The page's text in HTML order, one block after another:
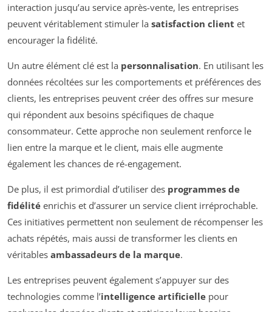
interaction jusqu’au service après-vente, les entreprises
peuvent véritablement stimuler la satisfaction client et
encourager la fidélité.
Un autre élément clé est la personnalisation. En utilisant les
données récoltées sur les comportements et préférences des
clients, les entreprises peuvent créer des offres sur mesure
qui répondent aux besoins spécifiques de chaque
consommateur. Cette approche non seulement renforce le
lien entre la marque et le client, mais elle augmente
également les chances de ré-engagement.
De plus, il est primordial d’utiliser des programmes de
fidélité enrichis et d’assurer un service client irréprochable.
Ces initiatives permettent non seulement de récompenser les
achats répétés, mais aussi de transformer les clients en
véritables ambassadeurs de la marque.
Les entreprises peuvent également s’appuyer sur des
technologies comme l’intelligence artificielle pour